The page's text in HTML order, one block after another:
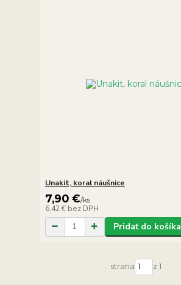
Unakit, koral náušnice
7,90 €/ks
6,42 € bez DPH
Pridať do košíka
strana z 1